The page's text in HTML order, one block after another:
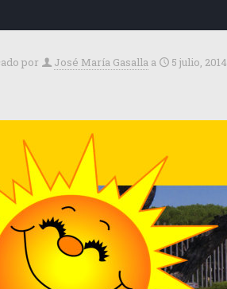
por José María Gasalla a 5 julio, 2014